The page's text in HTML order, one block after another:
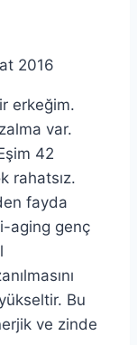
2016
erkeğim.
var.
42
rahatsız.
fayda
aging genç
Bu
ve zinde